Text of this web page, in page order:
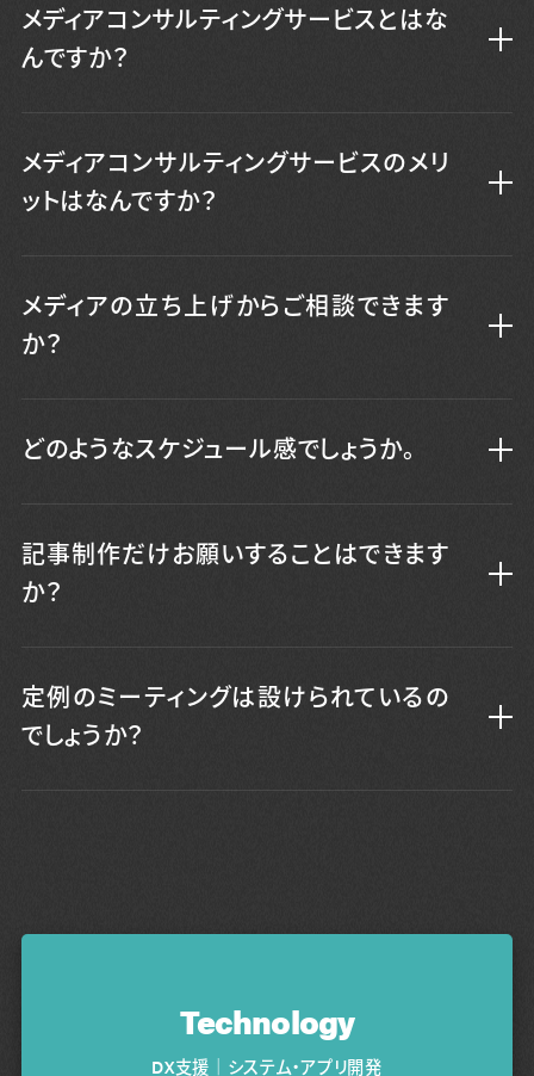
メディアコンサルティングサービスとはな
んですか？
メディアコンサルティングサービスのメリ
ットはなんですか？
メディアの立ち上げからご相談できます
か？
どのようなスケジュール感でしょうか。
記事制作だけお願いすることはできます
か？
定例のミーティングは設けられているの
でしょうか？
Technology
DX支援｜システム・アプリ開発